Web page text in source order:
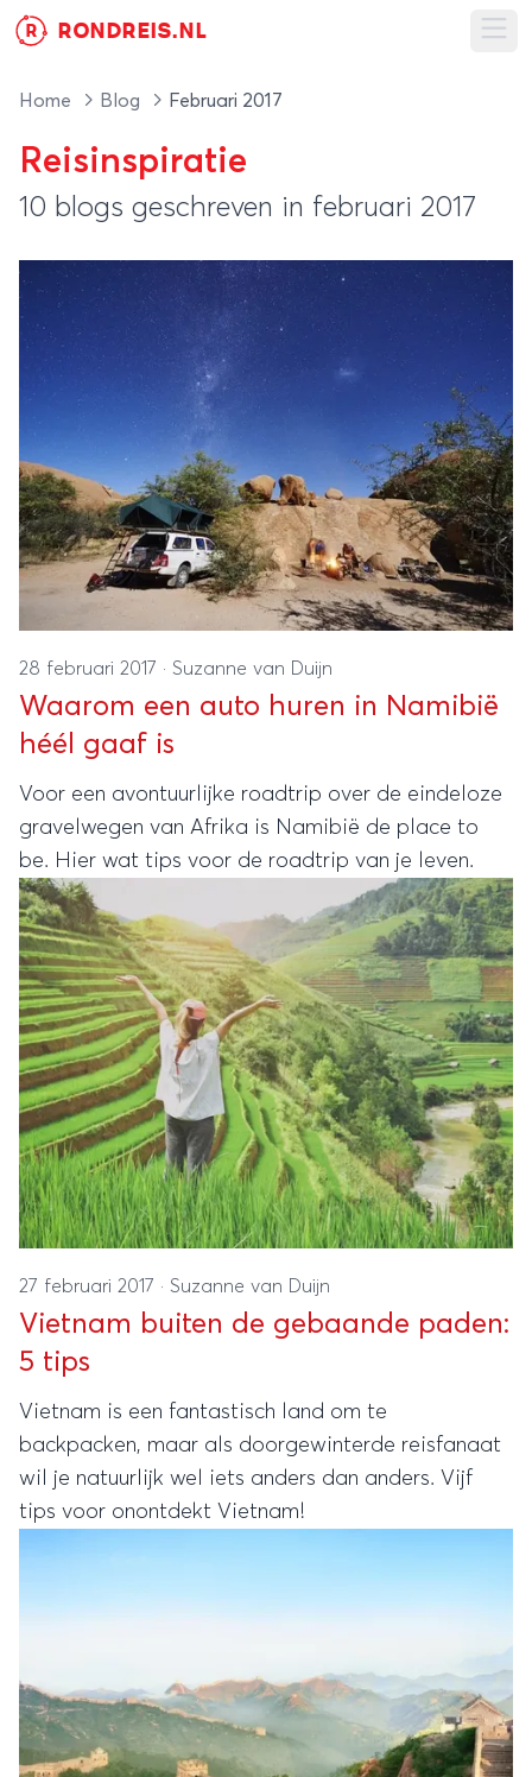
R RONDREIS.NL
Home Blog Februari 2017
Reisinspiratie
10 blogs geschreven in februari 2017
28 februari 2017 · Suzanne van Duijn
Waarom een auto huren in Namibië
héél gaaf is
Voor een avontuurlijke roadtrip over de eindeloze
gravelwegen van Afrika is Namibië de place to
be. Hier wat tips voor de roadtrip van je leven.
27 februari 2017 · Suzanne van Duijn
Vietnam buiten de gebaande paden:
5 tips
Vietnam is een fantastisch land om te
backpacken, maar als doorgewinterde reisfanaat
wil je natuurlijk wel iets anders dan anders. Vijf
tips voor onontdekt Vietnam!